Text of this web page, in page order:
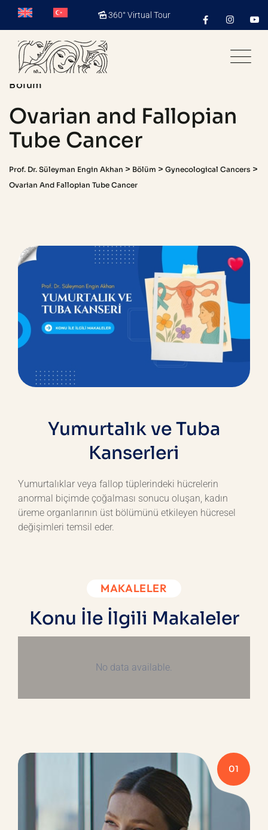
360° Virtual Tour
Bölüm
Ovarian and Fallopian
Tube Cancer
Prof. Dr. Süleyman Engin Akhan > Bölüm > Gynecological Cancers >
Ovarian And Fallopian Tube Cancer
Yumurtalık ve Tuba
Kanserleri
Yumurtalıklar veya fallop tüplerindeki hücrelerin
anormal biçimde çoğalması sonucu oluşan, kadın
üreme organlarının üst bölümünü etkileyen hücresel
değişimleri temsil eder.
MAKALELER
Konu İle İlgili Makaleler
No data available.
01